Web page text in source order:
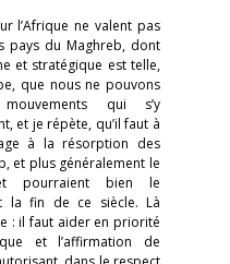
l’Afrique ne valent pas
pays du Maghreb, dont
et stratégique est telle,
que nous ne pouvons
qui s’y
et je répète, qu’il faut à
à la résorption des
et plus généralement le
pourraient bien le
la fin de ce siècle. Là
: il faut aider en priorité
et l’affirmation de